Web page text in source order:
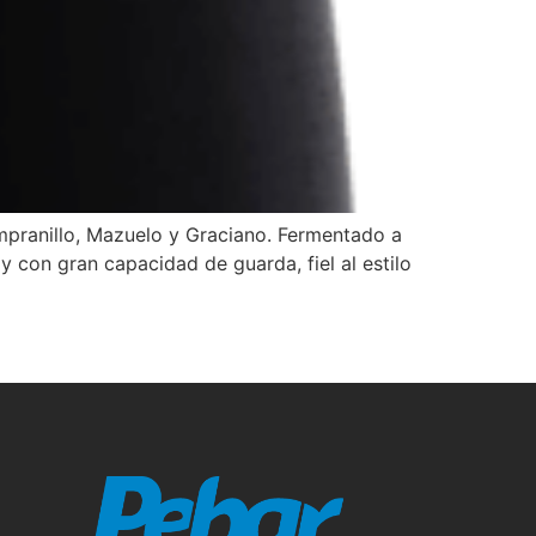
Mazuelo y Graciano. Fermentado a
con gran capacidad de guarda, fiel al estilo